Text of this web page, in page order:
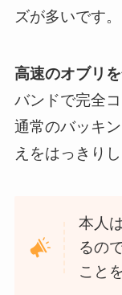
ズが多いです。
高速のオブリ
バンドで完全
通常のバッキ
えをはっきり
本人
るの
こと